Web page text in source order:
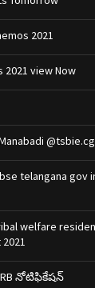
2021
view Now
bse telangana gov
welfare
నోటిఫికేషన్‌